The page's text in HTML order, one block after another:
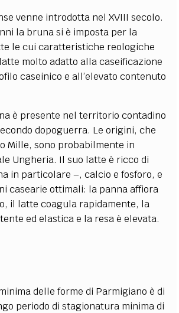
venne introdotta nel XVIII secolo.
la bruna si è imposta per la
le cui caratteristiche reologiche
molto adatto alla caseificazione
caseinico e all’elevato contenuto
è presente nel territorio contadino
dopoguerra. Le origini, che
Mille, sono probabilmente in
Ungheria. Il suo latte è ricco di
in particolare –, calcio e fosforo, e
casearie ottimali: la panna affiora
il latte coagula rapidamente, la
ed elastica e la resa è elevata.
delle forme di Parmigiano è di
periodo di stagionatura minima di